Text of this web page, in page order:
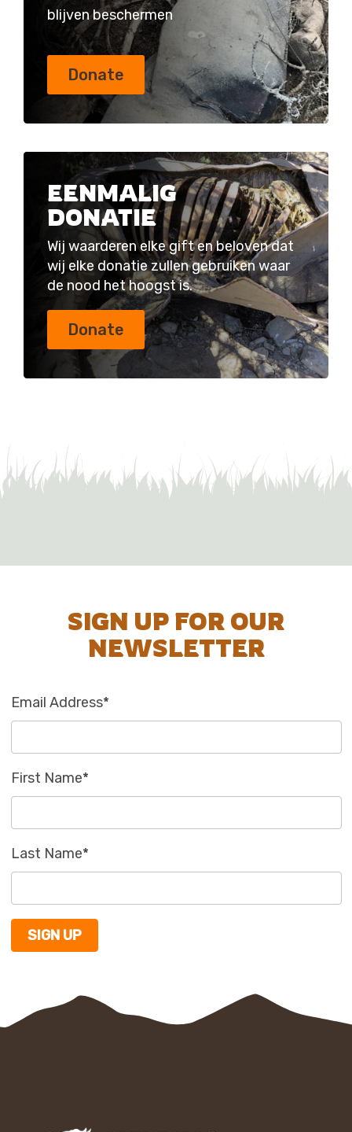
blijven beschermen
Donate
EENMALIG
DONATIE
Wij waarderen elke gift en beloven dat
wij elke donatie zullen gebruiken waar
de nood het hoogst is.
Donate
SIGN UP FOR OUR
NEWSLETTER
Email Address*
First Name*
Last Name*